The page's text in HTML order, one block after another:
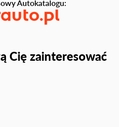
Cię zainteresować
Autokatalogu: